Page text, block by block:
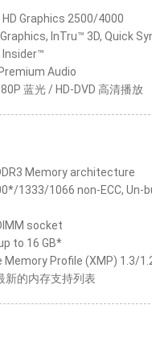
HD Graphics 2500/4000
Graphics, InTru™ 3D, Quick
Insider™
Audio
蓝光 / HD-DVD 高清播放
Memory architecture
1333/1066 non-ECC, Un-
socket
to 16 GB*
Profile (XMP) 1.3/
新的内存支持列表